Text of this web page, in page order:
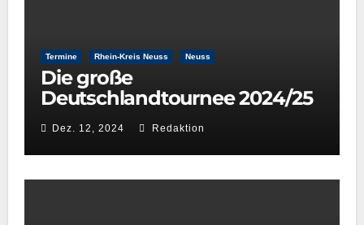
Termine Rhein-Kreis Neuss Neuss
Die große
Deutschlandtournee 2024/25
– New York Gospel Stars
Dez. 12, 2024 Redaktion